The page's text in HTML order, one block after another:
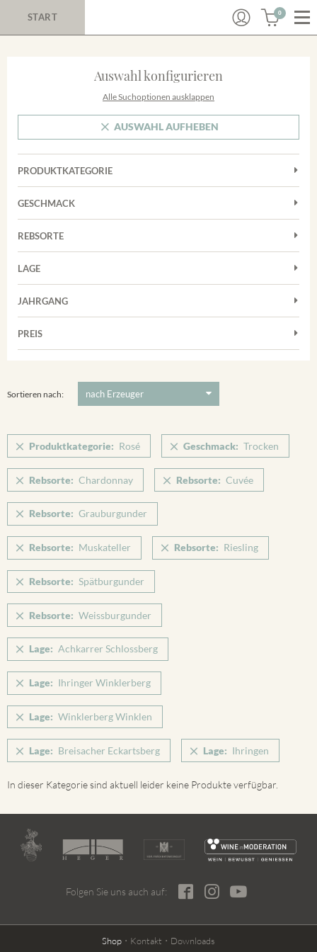
START 0
Auswahl konfigurieren
Alle Suchoptionen ausklappen
AUSWAHL AUFHEBEN
PRODUKTKATEGORIE
Cuvées
Rosé
Weißwein
GESCHMACK
Trocken
REBSORTE
Chardonnay
Grauburgunder
Riesling
Spätburgunder
LAGE
Achkarrer Schlossberg
Vorderer Winklerberg
Winklerberg Hinter Winklen
Winklerberg Winklen
Ihringen
JAHRGANG
PREIS
Sortieren nach:
Produktkategorie: Rosé Geschmack: Trocken
Rebsorte: Chardonnay Rebsorte: Cuvée
Rebsorte: Grauburgunder
Rebsorte: Muskateller Rebsorte: Riesling
Rebsorte: Spätburgunder
Rebsorte: Weissburgunder
Lage: Achkarrer Schlossberg
Lage: Ihringer Winklerberg
Lage: Winklerberg Winklen
Lage: Breisacher Eckartsberg Lage: Ihringen
In dieser Kategorie sind aktuell leider keine Produkte verfügbar.
Folgen Sie uns auch auf:
Shop Kontakt Downloads